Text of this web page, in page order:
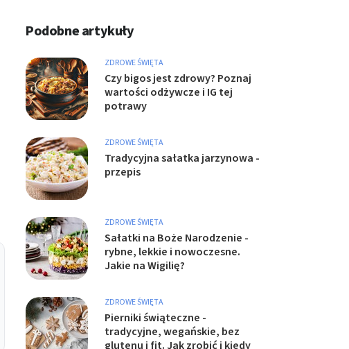
Podobne artykuły
ZDROWE ŚWIĘTA
Czy bigos jest zdrowy? Poznaj
wartości odżywcze i IG tej
potrawy
ZDROWE ŚWIĘTA
Tradycyjna sałatka jarzynowa -
przepis
ZDROWE ŚWIĘTA
Sałatki na Boże Narodzenie -
rybne, lekkie i nowoczesne.
Jakie na Wigilię?
ZDROWE ŚWIĘTA
Pierniki świąteczne -
tradycyjne, wegańskie, bez
glutenu i fit. Jak zrobić i kiedy